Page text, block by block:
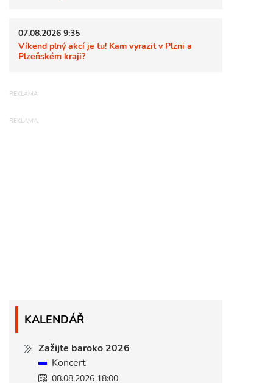
07.08.2026 9:35
Víkend plný akcí je tu! Kam vyrazit v Plzni a
Plzeňském kraji?
KALENDÁŘ
Zažijte baroko 2026
Koncert
08.08.2026 18:00